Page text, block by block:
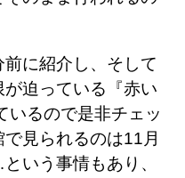
に紹介し、そして
迫っている『赤い
いるので是非チェッ
見られるのは11月
いう事情もあり、